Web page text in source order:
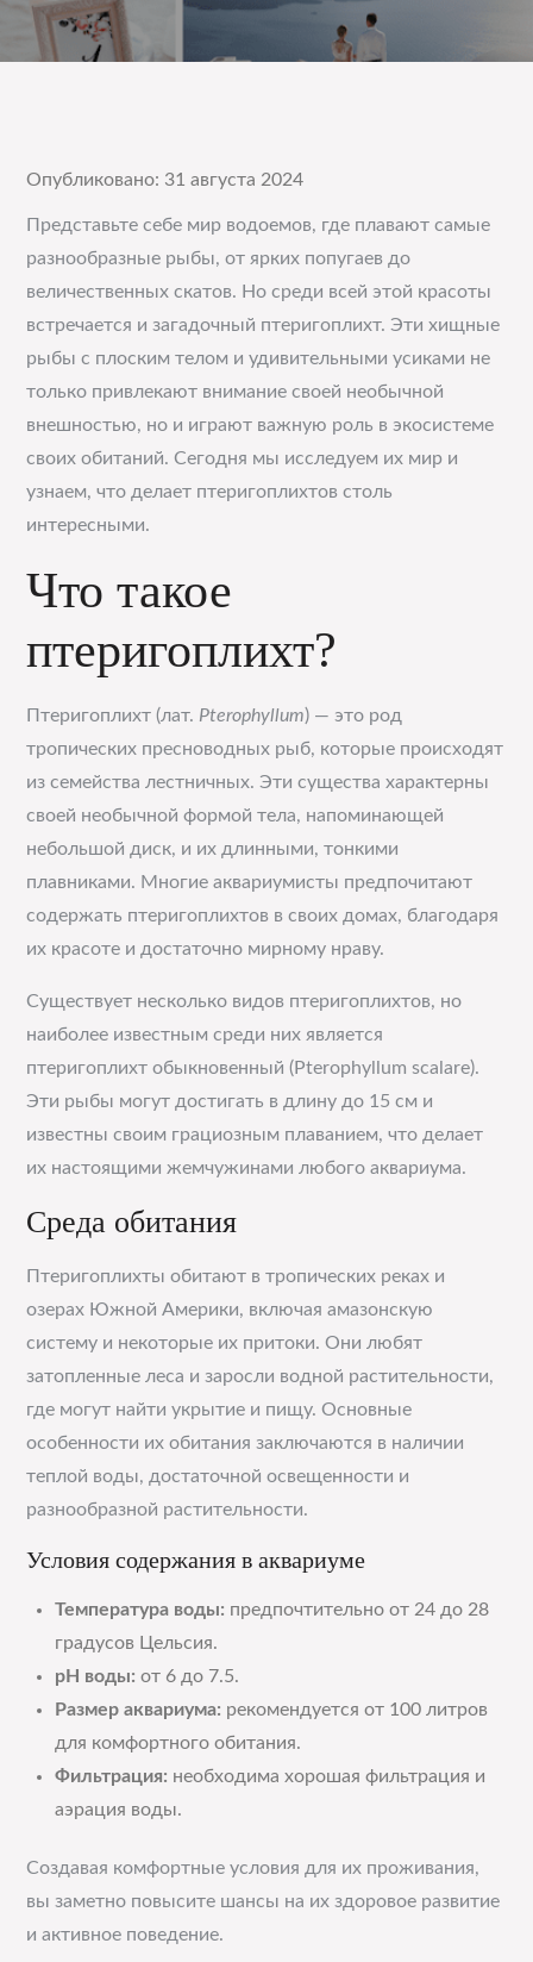
Опубликовано: 31 августа 2024
Представьте себе мир водоемов, где плавают самые
разнообразные рыбы, от ярких попугаев до
величественных скатов. Но среди всей этой красоты
встречается и загадочный птеригоплихт. Эти хищные
рыбы с плоским телом и удивительными усиками не
только привлекают внимание своей необычной
внешностью, но и играют важную роль в экосистеме
своих обитаний. Сегодня мы исследуем их мир и
узнаем, что делает птеригоплихтов столь
интересными.
Что такое
птеригоплихт?
Птеригоплихт (лат. Pterophyllum) — это род
тропических пресноводных рыб, которые происходят
из семейства лестничных. Эти существа характерны
своей необычной формой тела, напоминающей
небольшой диск, и их длинными, тонкими
плавниками. Многие аквариумисты предпочитают
содержать птеригоплихтов в своих домах, благодаря
их красоте и достаточно мирному нраву.
Существует несколько видов птеригоплихтов, но
наиболее известным среди них является
птеригоплихт обыкновенный (Pterophyllum scalare).
Эти рыбы могут достигать в длину до 15 см и
известны своим грациозным плаванием, что делает
их настоящими жемчужинами любого аквариума.
Среда обитания
Птеригоплихты обитают в тропических реках и
озерах Южной Америки, включая амазонскую
систему и некоторые их притоки. Они любят
затопленные леса и заросли водной растительности,
где могут найти укрытие и пищу. Основные
особенности их обитания заключаются в наличии
теплой воды, достаточной освещенности и
разнообразной растительности.
Условия содержания в аквариуме
Температура воды: предпочтительно от 24 до 28
градусов Цельсия.
pH воды: от 6 до 7.5.
Размер аквариума: рекомендуется от 100 литров
для комфортного обитания.
Фильтрация: необходима хорошая фильтрация и
аэрация воды.
Создавая комфортные условия для их проживания,
вы заметно повысите шансы на их здоровое развитие
и активное поведение.